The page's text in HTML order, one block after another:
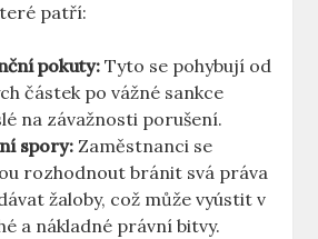
patří:
pokuty:Tyto se pohybují od
částek po vážné sankce
na závažnosti porušení.
spory: Zaměstnanci se
rozhodnout bránit svá práva
žaloby, což může vyústit v
a nákladné právní bitvy.